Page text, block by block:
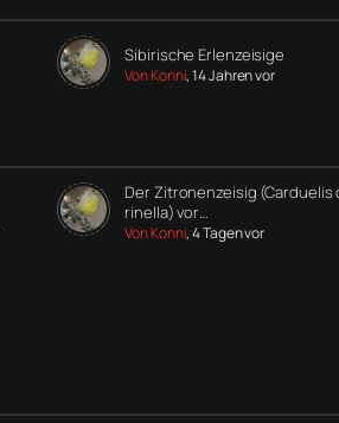
Sibirische Erlenzeisige
Von Konni, 14 Jahren vor
Der Zitronenzeisig (Carduelis
rinella) vor…
Von Konni, 4 Tagen vor